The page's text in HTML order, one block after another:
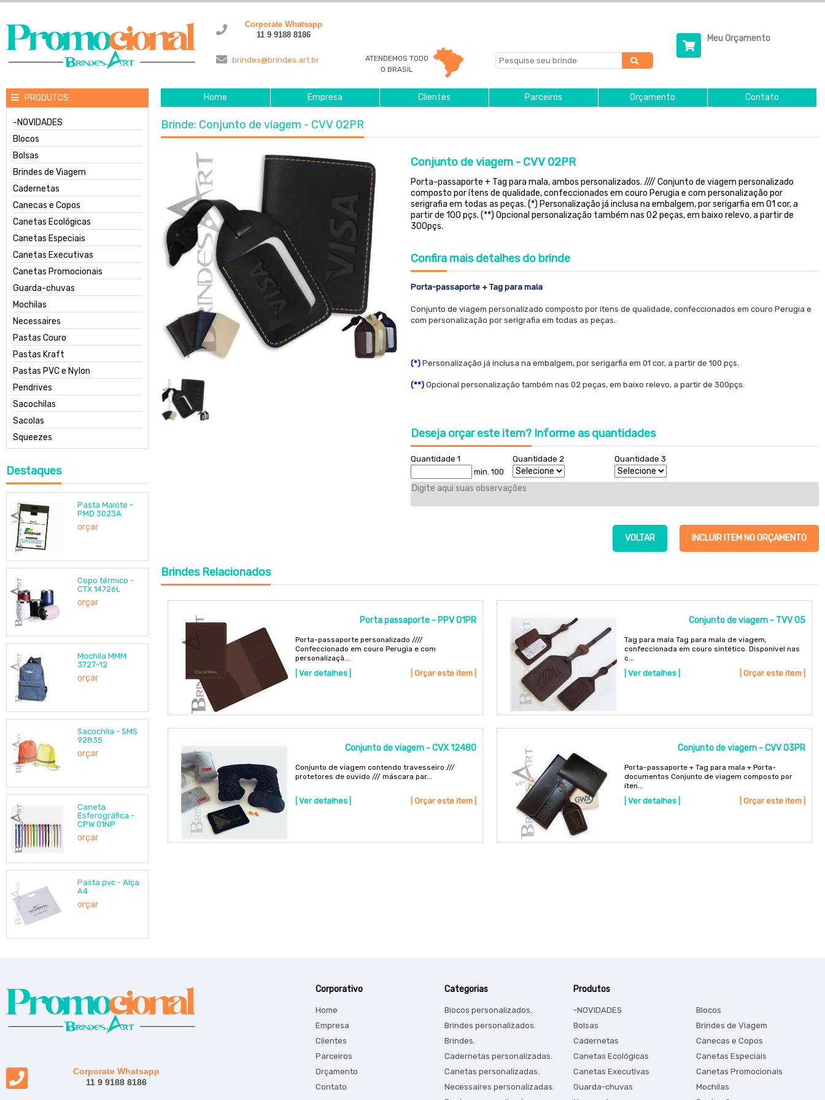
Corporate Whatsapp
11 9 9188 8186
brindes@brindes.art.br
ATENDEMOS TODO
O BRASIL
Meu Orçamento
PRODUTOS
-NOVIDADES
Blocos
Bolsas
Brindes de Viagem
Cadernetas
Canecas e Copos
Canetas Ecológicas
Canetas Especiais
Canetas Executivas
Canetas Promocionais
Guarda-chuvas
Mochilas
Necessaires
Pastas Couro
Pastas Kraft
Pastas PVC e Nylon
Pendrives
Sacochilas
Sacolas
Squeezes
Destaques
Pasta Malote -
PMD 3023A
orçar
Copo térmico -
CTX 14726L
orçar
Mochila MMM
3727-12
orçar
Sacochila - SMS
92835
orçar
Caneta
Esferográfica -
CPW 01NP
orçar
Pasta pvc - Alça
A4
orçar
Home Empresa Clientes Parceiros Orçamento Contato
Brinde: Conjunto de viagem - CVV 02PR
Conjunto de viagem - CVV 02PR
Porta-passaporte + Tag para mala, ambos personalizados. //// Conjunto de viagem personalizado
composto por ítens de qualidade, confeccionados em couro Perugia e com personalização por
serigrafia em todas as peças. (*) Personalização já inclusa na embalgem, por serigarfia em 01 cor, a
partir de 100 pçs. (**) Opcional personalização também nas 02 peças, em baixo relevo, a partir de
300pçs.
Confiramais detalhes do brinde
Porta-passaporte + Tag para mala
Conjunto de viagem personalizado composto por ítens de qualidade, confeccionados em couro Perugia e
com personalização por serigrafia em todas as peças.
(*)Personalização já inclusa na embalgem, por serigarfia em 01 cor, a partir de 100 pçs.
(**) Opcional personalização também nas 02 peças, em baixo relevo, a partir de 300pçs.
Deseja orçar este item?Informe as quantidades
Quantidade 1
min. 100
Quantidade 2 Quantidade 3
INCLUIR ITEM NO ORÇAMENTO
VOLTAR
BrindesRelacionados
Porta passaporte - PPV 01PR
Porta-passaporte personalizado ////
Confeccionado em couro Perugia e com
personalizaçã...
| Ver detalhes | | Orçar este item |
Conjunto de viagem - TVV 05
Tag para mala Tag para mala de viagem,
confeccionada em couro sintético. Disponível nas
c...
| Ver detalhes | | Orçar este item |
Conjunto de viagem - CVX 12480
Conjunto de viagem contendo travesseiro ///
protetores de ouvido /// máscara par...
| Ver detalhes | | Orçar este item |
Conjunto de viagem - CVV 03PR
Porta-passaporte + Tag para mala + Porta-
documentos Conjunto de viagem composto por
íten...
| Ver detalhes | | Orçar este item |
Corporate Whatsapp
11 9 9188 8186
Corporativo
Home
Empresa
Clientes
Parceiros
Orçamento
Contato
Categorias
Blocos personalizados.
Brindes personalizados.
Brindes.
Cadernetas personalizadas.
Canetas personalizadas.
Necessaires personalizadas.
Produtos
-NOVIDADES
Blocos
Bolsas
Brindes de Viagem
Cadernetas
Canecas e Copos
Canetas Ecológicas
Canetas Especiais
Canetas Executivas
Canetas Promocionais
Guarda-chuvas
Mochilas